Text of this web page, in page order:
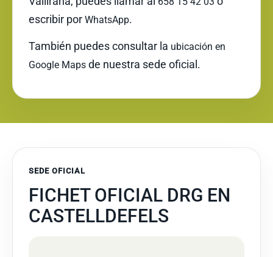
escribir por WhatsApp.
También puedes consultar la ubicación en
Google Maps de nuestra sede oficial.
SEDE OFICIAL
FICHET OFICIAL DRG EN
CASTELLDEFELS